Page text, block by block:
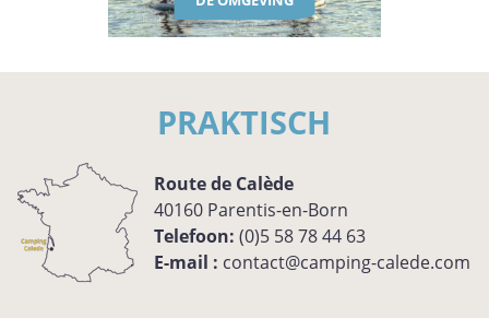
PRAKTISCH
Route de Calède
40160 Parentis-en-Born
Telefoon:(0)5 58 78 44 63
E-mail : contact@camping-calede.com